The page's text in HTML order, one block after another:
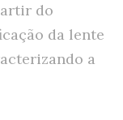
do
da lente
a